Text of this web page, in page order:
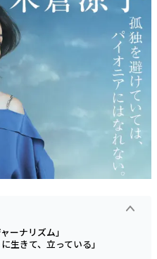
ーナリズム」
生きて、立っている」